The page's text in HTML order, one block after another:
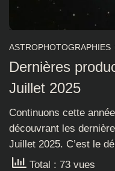
ASTROPHOTOGRAPHIES
Dernières
Juillet 2025
Continuons cette
découvrant les
Juillet 2025. C’est le
Total : 73 vues